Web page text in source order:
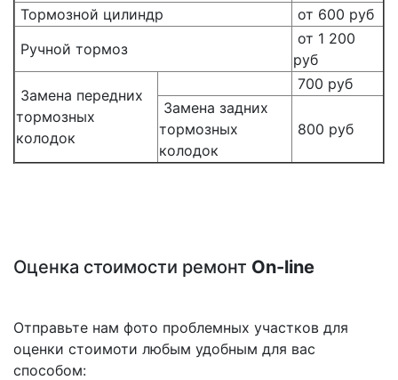
Тормозной цилиндр
от 600 руб
Ручной тормоз
от 1 200
руб
Замена передних
тормозных
колодок
700 руб
Замена задних
тормозных
колодок
800 руб
Оценка стоимости ремонт On-line
Отправьте нам фото проблемных участков для
оценки стоимоти любым удобным для вас
способом: